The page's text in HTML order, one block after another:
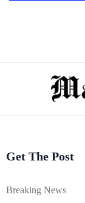
Get The Post
Breaking News